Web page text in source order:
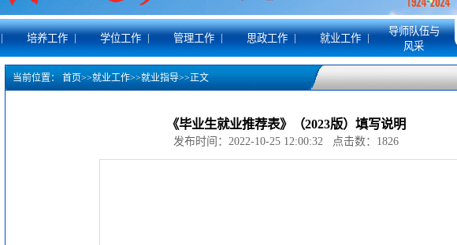
| 培养工作 | 学位工作 | 管理工作 | 思政工作 | 就业工作 |
导师队伍与
风采
当前位置： 首页>>就业工作>>就业指导>>正文
《毕业生就业推荐表》（2023版）填写说明
发布时间：2022-10-25 12:00:32 点击数： 1826